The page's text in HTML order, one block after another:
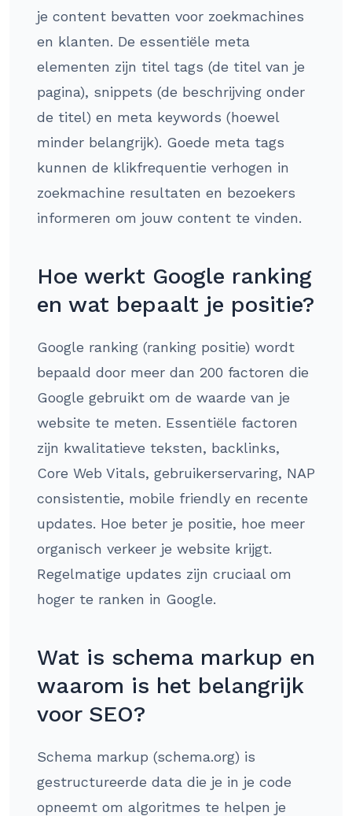
je content bevatten voor zoekmachines
en klanten. De essentiële meta
elementen zijn titel tags (de titel van je
pagina), snippets (de beschrijving onder
de titel) en meta keywords (hoewel
minder belangrijk). Goede meta tags
kunnen de klikfrequentie verhogen in
zoekmachine resultaten en bezoekers
informeren om jouw content te vinden.
Hoe werkt Google ranking
en wat bepaalt je positie?
Google ranking (ranking positie) wordt
bepaald door meer dan 200 factoren die
Google gebruikt om de waarde van je
website te meten. Essentiële factoren
zijn kwalitatieve teksten, backlinks,
Core Web Vitals, gebruikerservaring, NAP
consistentie, mobile friendly en recente
updates. Hoe beter je positie, hoe meer
organisch verkeer je website krijgt.
Regelmatige updates zijn cruciaal om
hoger te ranken in Google.
Wat is schema markup en
waarom is het belangrijk
voor SEO?
Schema markup (schema.org) is
gestructureerde data die je in je code
opneemt om algoritmes te helpen je